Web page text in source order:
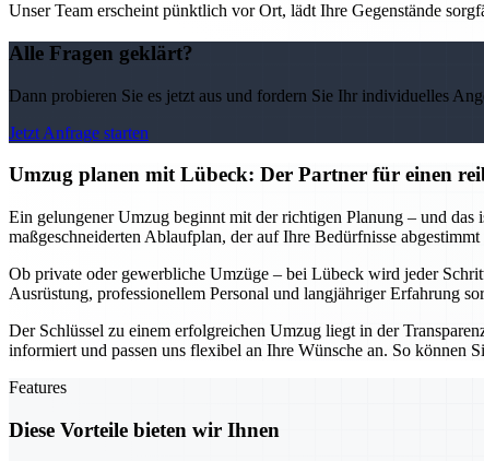
Unser Team erscheint pünktlich vor Ort, lädt Ihre Gegenstände
Alle Fragen geklärt?
Dann probieren Sie es jetzt aus und fordern Sie Ihr individuelles
Jetzt Anfrage starten
Umzug planen mit Lübeck: Der Partner für einen
Ein gelungener Umzug beginnt mit der richtigen Planung – und
maßgeschneiderten Ablaufplan, der auf Ihre Bedürfnisse
Ob private oder gewerbliche Umzüge – bei Lübeck wird jeder
Ausrüstung, professionellem Personal und langjähriger Erfahrung
Der Schlüssel zu einem erfolgreichen Umzug liegt in der
informiert und passen uns flexibel an Ihre Wünsche an. So können
Features
Diese Vorteile bieten wir Ihnen